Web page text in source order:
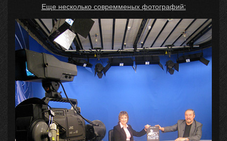
Еще несколько совремменых фотографий: